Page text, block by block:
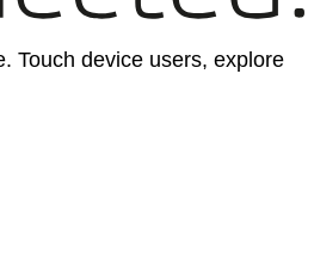
Touch device users, explore